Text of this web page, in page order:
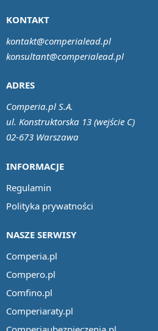
INFORMACJE
Regulamin
Polityka prywatności
NASZE SERWISY
Comperia.pl
Compero.pl
Comfino.pl
Comperiaraty.pl
ADRES
Comperia.pl S.A.
ul. Konstruktorska 13 (wejście C)
02-673 Warszawa
KONTAKT
kontakt@comperialead.pl
konsultant@comperialead.pl